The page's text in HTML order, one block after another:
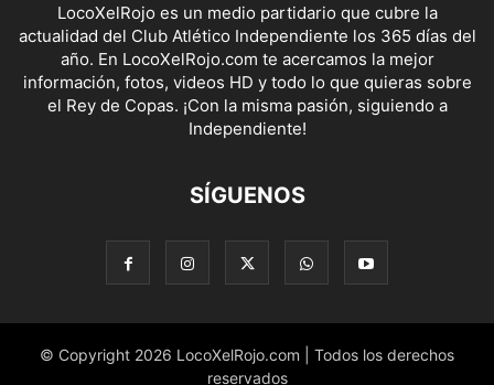
LocoXelRojo es un medio partidario que cubre la
actualidad del Club Atlético Independiente los 365 días del
año. En LocoXelRojo.com te acercamos la mejor
información, fotos, videos HD y todo lo que quieras sobre
el Rey de Copas. ¡Con la misma pasión, siguiendo a
Independiente!
SÍGUENOS
© Copyright 2026 LocoXelRojo.com | Todos los derechos
reservados